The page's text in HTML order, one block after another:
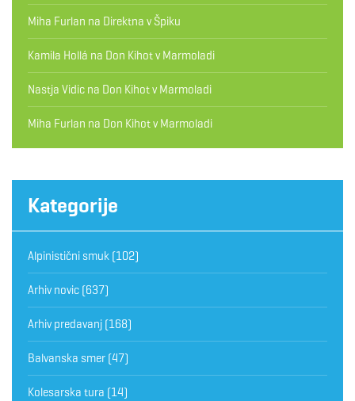
Miha Furlan na Direktna v Špiku
Kamila Hollá na Don Kihot v Marmoladi
Nastja Vidic na Don Kihot v Marmoladi
Miha Furlan na Don Kihot v Marmoladi
Kategorije
Alpinistični smuk (102)
Arhiv novic (637)
Arhiv predavanj (168)
Balvanska smer (47)
Kolesarska tura (14)